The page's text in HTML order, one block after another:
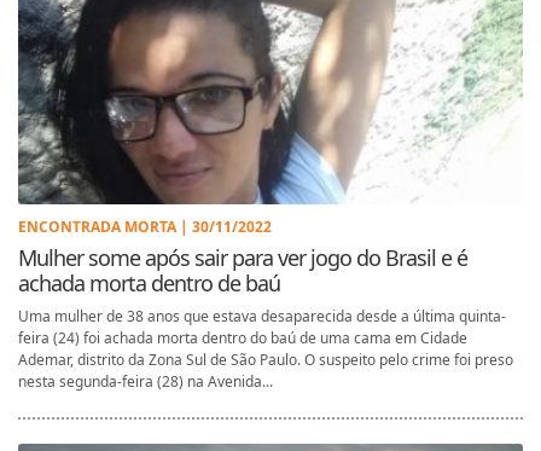
ENCONTRADA MORTA | 30/11/2022
Mulher some após sair para ver jogo do Brasil e é
achada morta dentro de baú
Uma mulher de 38 anos que estava desaparecida desde a última quinta-
feira (24) foi achada morta dentro do baú de uma cama em Cidade
Ademar, distrito da Zona Sul de São Paulo. O suspeito pelo crime foi preso
nesta segunda-feira (28) na Avenida...